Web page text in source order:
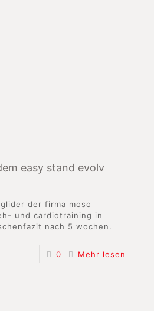
easy stand evolv
der firma moso
und cardiotraining in
nach 5 wochen.
0 Mehr lesen